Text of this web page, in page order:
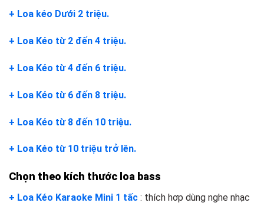
+ Loa kéo Dưới 2 triệu.
+ Loa Kéo từ 2 đến 4 triệu.
+ Loa Kéo từ 4 đến 6 triệu.
+ Loa Kéo từ 6 đến 8 triệu.
+ Loa Kéo từ 8 đến 10 triệu.
+ Loa Kéo từ 10 triệu trở lên.
Chọn theo kích thước loa bass
+ Loa Kéo Karaoke Mini 1 tấc : thích hơp dùng nghe nhạc